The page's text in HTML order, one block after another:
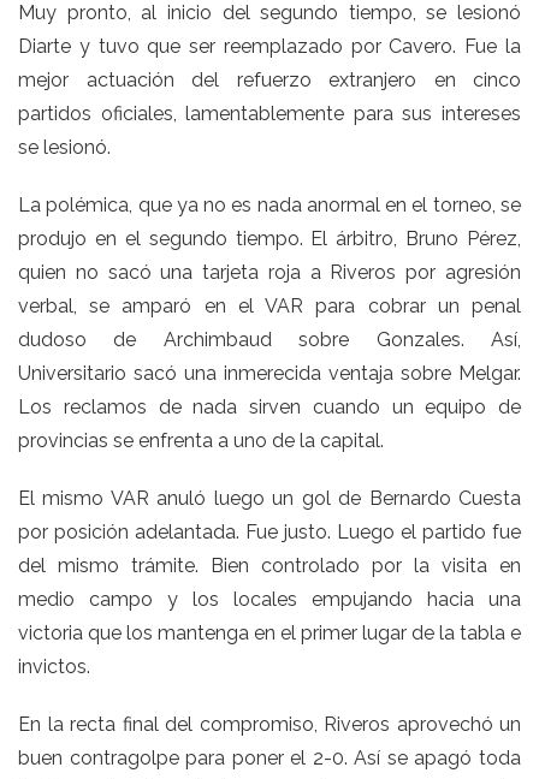
Muy pronto, al inicio del segundo tiempo, se lesionó
Diarte y tuvo que ser reemplazado por Cavero. Fue la
mejor actuación del refuerzo extranjero en cinco
partidos oficiales, lamentablemente para sus intereses
se lesionó.
La polémica, que ya no es nada anormal en el torneo, se
produjo en el segundo tiempo. El árbitro, Bruno Pérez,
quien no sacó una tarjeta roja a Riveros por agresión
verbal, se amparó en el VAR para cobrar un penal
dudoso de Archimbaud sobre Gonzales. Así,
Universitario sacó una inmerecida ventaja sobre Melgar.
Los reclamos de nada sirven cuando un equipo de
provincias se enfrenta a uno de la capital.
El mismo VAR anuló luego un gol de Bernardo Cuesta
por posición adelantada. Fue justo. Luego el partido fue
del mismo trámite. Bien controlado por la visita en
medio campo y los locales empujando hacia una
victoria que los mantenga en el primer lugar de la tabla e
invictos.
En la recta final del compromiso, Riveros aprovechó un
buen contragolpe para poner el 2-0. Así se apagó toda